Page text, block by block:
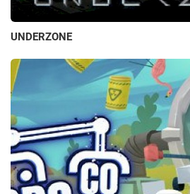
UNDERZONE